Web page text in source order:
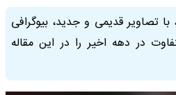
با تصاویر قدیمی و جدید، بیوگرافی
در دهه اخیر را در این مقاله